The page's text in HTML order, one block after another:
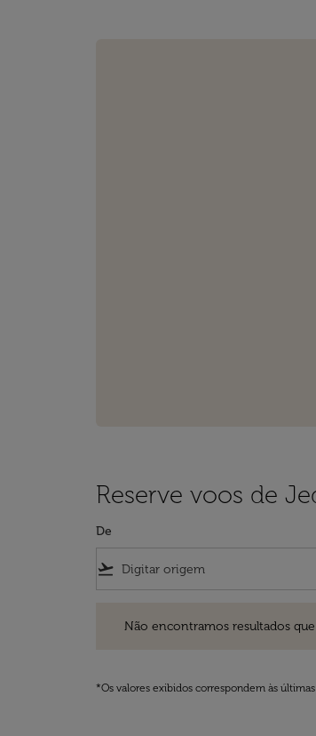
Reserve voos de
De
flight_takeoff
Não encontramos resultados
*Os valores exibidos correspondem às